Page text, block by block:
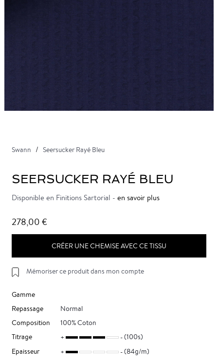
Swann Seersucker Rayé Bleu
SEERSUCKER RAYÉ BLEU
Disponible en Finitions Sartorial - en savoir plus
278,00 €
CRÉER UNE CHEMISE AVEC CE TISSU
Mémoriser ce produit dans mon compte
Gamme
Repassage
Normal
Composition
100% Coton
Titrage
(100s)
Epaisseur
(84g/m)